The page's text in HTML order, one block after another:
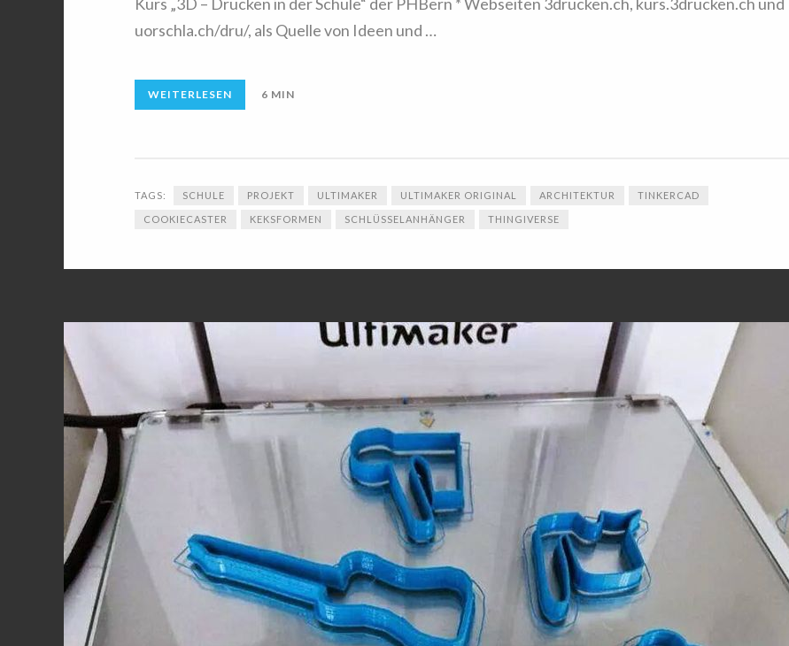
uorschla.ch/dru/, als Quelle von Ideen und …
WEITERLESEN 6 MIN
TAGS: SCHULE PROJEKT ULTIMAKER ULTIMAKER ORIGINAL ARCHITEKTUR TINKERCAD
COOKIECASTER KEKSFORMEN SCHLÜSSELANHÄNGER THINGIVERSE